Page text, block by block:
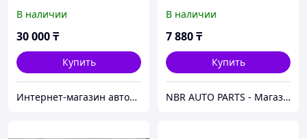
GRS191-196 3GRFSE 3UZFE
GRS190-195 UZS190
В наличии
30 000₸
Купить
Интернет-магазин автозапчастей Parts-shop.kz
В наличии
7 880₸
Купить
NBR AUTO PARTS - Магазин Автозапчастей